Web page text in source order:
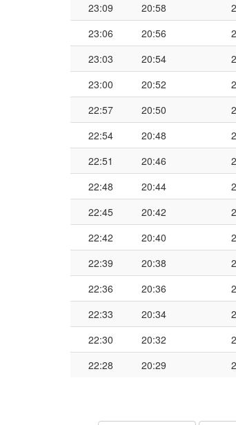
20:58
23:09
20:56
23:06
20:54
23:03
20:52
23:00
20:50
22:57
20:48
22:54
20:46
22:51
20:44
22:48
20:42
22:45
20:40
22:42
20:38
22:39
20:36
22:36
20:34
22:33
20:32
22:30
20:29
22:28